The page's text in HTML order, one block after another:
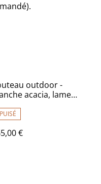
outdoor -
acacia, lame
€